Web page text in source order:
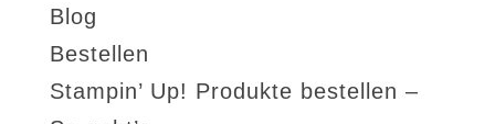
Blog
Bestellen
Stampin’ Up! Produkte bestellen –